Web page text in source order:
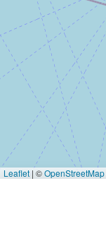
Leaflet | ©OpenStreetMap